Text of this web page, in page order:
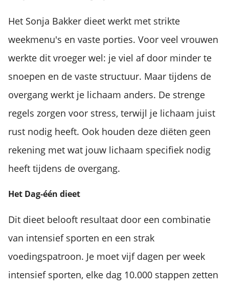
Het Sonja Bakker dieet werkt met strikte
weekmenu's en vaste porties. Voor veel vrouwen
werkte dit vroeger wel: je viel af door minder te
snoepen en de vaste structuur. Maar tijdens de
overgang werkt je lichaam anders. De strenge
regels zorgen voor stress, terwijl je lichaam juist
rust nodig heeft. Ook houden deze diëten geen
rekening met wat jouw lichaam specifiek nodig
heeft tijdens de overgang.
Het Dag-één dieet
Dit dieet belooft resultaat door een combinatie
van intensief sporten en een strak
voedingspatroon. Je moet vijf dagen per week
intensief sporten, elke dag 10.000 stappen zetten